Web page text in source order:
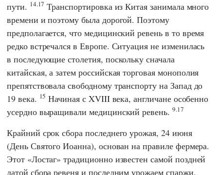
пути. 14.17 Транспортировка из Китая занимала много
времени и поэтому была дорогой. Поэтому
предполагается, что медицинский ревень в то время
редко встречался в Европе. Ситуация не изменилась
в последующие столетия, поскольку сначала
китайская, а затем российская торговая монополия
препятствовала свободному транспорту на Запад до
19 века. 15 Начиная с XVIII века, англичане особенно
усердно выращивали медицинский ревень. 9.17
Крайний срок сбора последнего урожая, 24 июня
(День Святого Иоанна), основан на правиле фермера.
Этот «Лостаг» традиционно известен самой поздней
датой сбора ревеня и последним урожаем спаржи.